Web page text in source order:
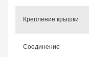
Крепление крышки
Соединение